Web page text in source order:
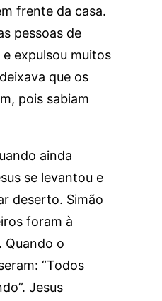
frente da casa.
pessoas de
expulsou muitos
que os
pois sabiam
ainda
se levantou e
deserto. Simão
foram à
Quando o
“Todos
Jesus